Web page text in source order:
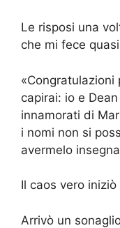
Le risposi una
che mi fece
«Congratulazioni
capirai: io e
innamorati di
i nomi non si
avermelo
Il caos vero
Arrivò un